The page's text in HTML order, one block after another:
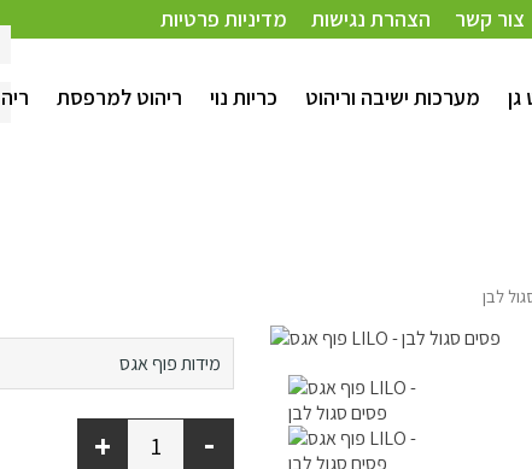
צור קשר הצהרת נגישות מדיניות פרטיות
גן מערכות ישיבה וריהוט כריות נוי ריהוט למרפסת
מידות פוף אגס
קוטר 80 ס"מ
קוטר 100 ס"מ
-
+